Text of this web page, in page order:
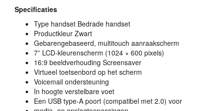
Specificaties
Type handset Bedrade handset
Productkleur Zwart
Gebarengebaseerd, multitouch aanraakscherm
7” LCD-kleurenscherm (1024 × 600 pixels)
16:9 beeldverhouding Screensaver
Virtueel toetsenbord op het scherm
Voicemail ondersteuning
In hoogte verstelbare voet
Een USB type-A poort (compatibel met 2.0) voor